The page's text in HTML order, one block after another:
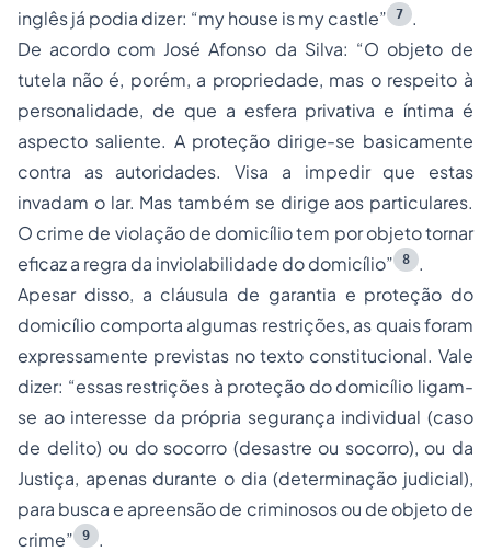
inglês já podia dizer: “my house is my castle”
7
.
De acordo com José Afonso da Silva: “O objeto de
tutela não é, porém, a propriedade, mas o respeito à
personalidade, de que a esfera privativa e íntima é
aspecto saliente. A proteção dirige-se basicamente
contra as autoridades. Visa a impedir que estas
invadam o lar. Mas também se dirige aos particulares.
O crime de violação de domicílio tem por objeto tornar
eficaz a regra da inviolabilidade do domicílio”
8
.
Apesar disso, a cláusula de garantia e proteção do
domicílio comporta algumas restrições, as quais foram
expressamente previstas no texto constitucional. Vale
dizer: “essas restrições à proteção do domicílio ligam-
se ao interesse da própria segurança individual (caso
de delito) ou do socorro (desastre ou socorro), ou da
Justiça, apenas durante o dia (determinação judicial),
para busca e apreensão de criminosos ou de objeto de
crime”
9
.